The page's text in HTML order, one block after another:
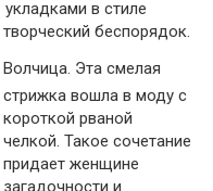
укладками в стиле
творческий беспорядок.
Волчица. Эта смелая
стрижка вошла в моду с
короткой рваной
челкой. Такое сочетание
придает женщине
загадочности и